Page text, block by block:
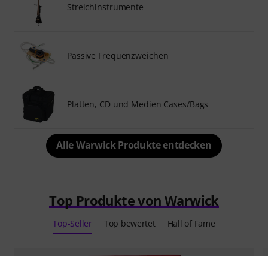
Streichinstrumente
Passive Frequenzweichen
Platten, CD und Medien Cases/Bags
Alle Warwick Produkte entdecken
Top Produkte von Warwick
Top-Seller Top bewertet Hall of Fame